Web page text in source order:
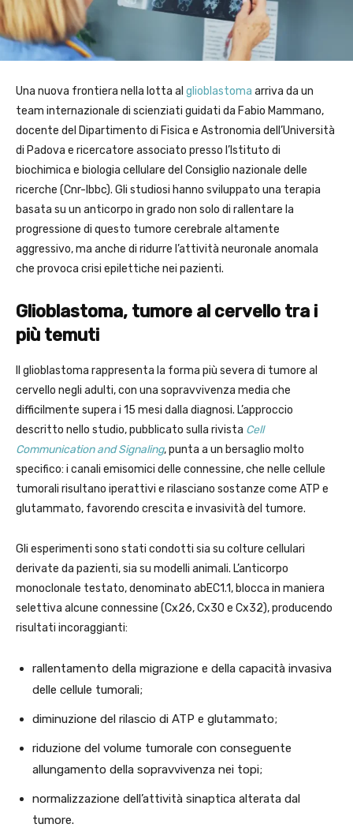
Una nuova frontiera nella lotta al glioblastoma arriva da un
team internazionale di scienziati guidati da Fabio Mammano,
docente del Dipartimento di Fisica e Astronomia dell’Università
di Padova e ricercatore associato presso l’Istituto di
biochimica e biologia cellulare del Consiglio nazionale delle
ricerche (Cnr-Ibbc). Gli studiosi hanno sviluppato una terapia
basata su un anticorpo in grado non solo di rallentare la
progressione di questo tumore cerebrale altamente
aggressivo, ma anche di ridurre l’attività neuronale anomala
che provoca crisi epilettiche nei pazienti.
Glioblastoma, tumore al cervello tra i
più temuti
Il glioblastoma rappresenta la forma più severa di tumore al
cervello negli adulti, con una sopravvivenza media che
difficilmente supera i 15 mesi dalla diagnosi. L’approccio
descritto nello studio, pubblicato sulla rivista Cell
Communication and Signaling, punta a un bersaglio molto
specifico: i canali emisomici delle connessine, che nelle cellule
tumorali risultano iperattivi e rilasciano sostanze come ATP e
glutammato, favorendo crescita e invasività del tumore.
Gli esperimenti sono stati condotti sia su colture cellulari
derivate da pazienti, sia su modelli animali. L’anticorpo
monoclonale testato, denominato abEC1.1, blocca in maniera
selettiva alcune connessine (Cx26, Cx30 e Cx32), producendo
risultati incoraggianti:
rallentamento della migrazione e della capacità invasiva
delle cellule tumorali;
diminuzione del rilascio di ATP e glutammato;
riduzione del volume tumorale con conseguente
allungamento della sopravvivenza nei topi;
normalizzazione dell’attività sinaptica alterata dal
tumore.